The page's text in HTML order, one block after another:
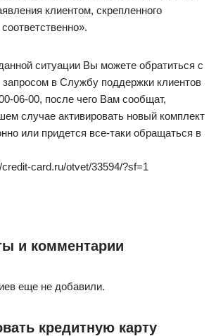
клиентом, скрепленного
ситуации Вы можете обратиться с
в Службу поддержки клиентов
06-00, после чего Вам сообщат,
случае активировать новый комплект
или придется все-таки обращаться в
card.ru/otvet/33594/?sf=1
и комментарии
еще не добавили.
кредитную карту